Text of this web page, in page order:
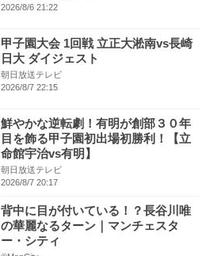
2026/8/6 21:22
甲子園大会 1回戦 立正大淞南vs長崎
日大 ダイジェスト
朝日放送テレビ
2026/8/7 22:15
鮮やかな逆転劇！有明が創部３０年
目を飾る甲子園初出場初勝利！【立
命館宇治vs有明】
朝日放送テレビ
2026/8/7 20:17
背中に目が付いている！？長谷川唯
の華麗なるターン｜マンチェスタ
ー・シティ